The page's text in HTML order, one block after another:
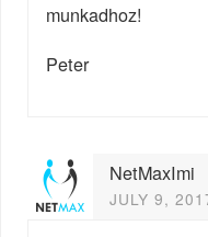
munkadhoz!
Peter
NetMaxImi
JULY 9,